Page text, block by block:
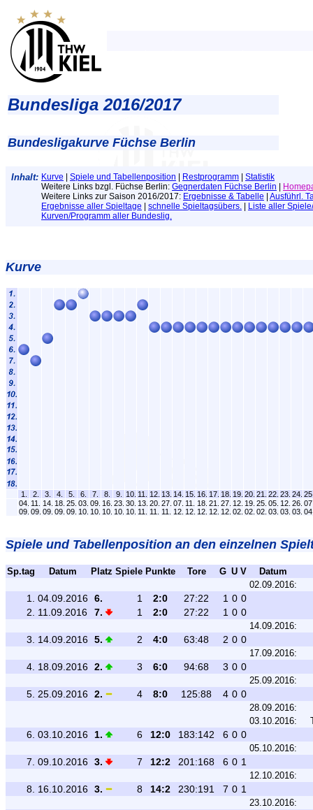
Bundesliga 2016/2017
Bundesligakurve Füchse Berlin
Inhalt: Kurve Spiele und Tabellenposition Restprogramm
Statistik
Weitere Links bzgl. Füchse Berlin: Gegnerdaten Füchse Berlin
Weitere Links zur Saison 2016/2017: Ergebnisse & Tabelle
Ausführl.
Ergebnisse aller Spieltage
schnelle Spieltagsübers.
Liste aller
Kurven/Programm aller Bundeslig.
Kurve
1. 2. 3. 4. 5. 6. 7. 8. 9. 10. 11. 12. 13. 14. 15. 16. 17. 18. 19. 20. 21. 22. 23. 24.
04.
09.
11.
09.
14.
09.
18.
09.
25.
09.
03.
10.
09.
10.
16.
10.
23.
10.
30.
10.
13.
11.
20.
11.
27.
11.
07.
12.
11.
12.
18.
12.
21.
12.
27.
12.
12.
02.
19.
02.
25.
02.
05.
03.
12.
03.
26.
03.
Spiele und Tabellenposition an den einzelnen
Sp.tag Datum Platz Spiele Punkte Tore G U V
Datum
02.09.2016:
1. 04.09.2016 6. 1 2:0 27:22 1 0 0
2.
11.09.2016 7. 1 2:0 27:22 1 0 0
14.09.2016:
3. 14.09.2016 5. 2 4:0 63:48 2 0 0
17.09.2016:
4. 18.09.2016 2. 3 6:0 94:68 3 0 0
25.09.2016:
5. 25.09.2016 2. 4 8:0 125:88 4 0 0
28.09.2016:
03.10.2016:
6. 03.10.2016 1. 6 12:0 183:142 6 0 0
05.10.2016:
7. 09.10.2016 3. 7 12:2 201:168 6 0 1
12.10.2016:
8. 16.10.2016 3. 8 14:2 230:191 7 0 1
23.10.2016: